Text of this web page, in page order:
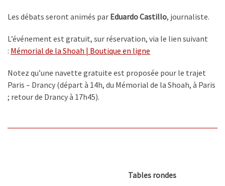
Les débats seront animés par Eduardo Castillo, journaliste.
L’événement est gratuit, sur réservation, via le lien suivant
: Mémorial de la Shoah | Boutique en ligne
Notez qu’une navette gratuite est proposée pour le trajet
Paris – Drancy (départ à 14h, du Mémorial de la Shoah, à Paris
; retour de Drancy à 17h45).
Tables rondes